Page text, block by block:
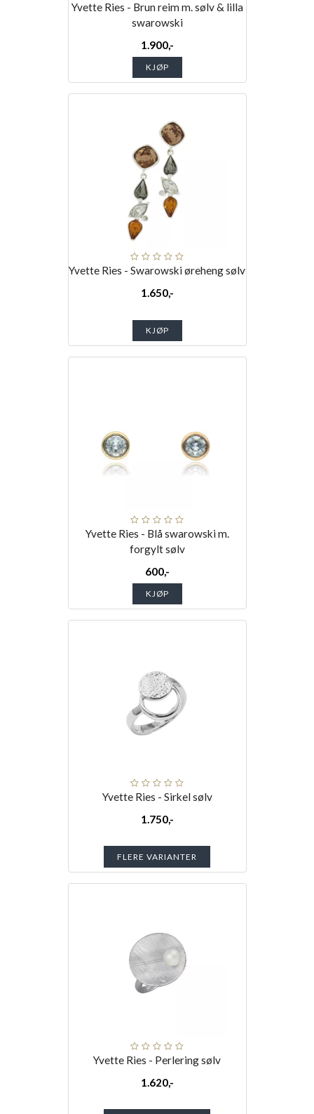
Yvette Ries - Brun reim m. sølv & lilla
swarowski
1.900,-
KJØP
Yvette Ries - Swarowski øreheng sølv
1.650,-
KJØP
Yvette Ries - Blå swarowski m.
forgylt sølv
600,-
KJØP
Yvette Ries - Sirkel sølv
1.750,-
FLERE VARIANTER
Yvette Ries - Perlering sølv
1.620,-